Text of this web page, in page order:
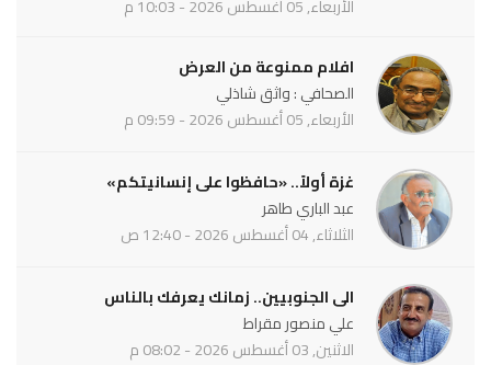
الأربعاء, 05 أغسطس 2026 - 10:03 م
افلام ممنوعة من العرض
الصحافي : واثق شاذلي
الأربعاء, 05 أغسطس 2026 - 09:59 م
غزة أولاً.. «حافظوا على إنسانيتكم»
عبد الباري طاهر
الثلاثاء, 04 أغسطس 2026 - 12:40 ص
الى الجنوبيين.. زمانك يعرفك بالناس
علي منصور مقراط
الاثنين, 03 أغسطس 2026 - 08:02 م